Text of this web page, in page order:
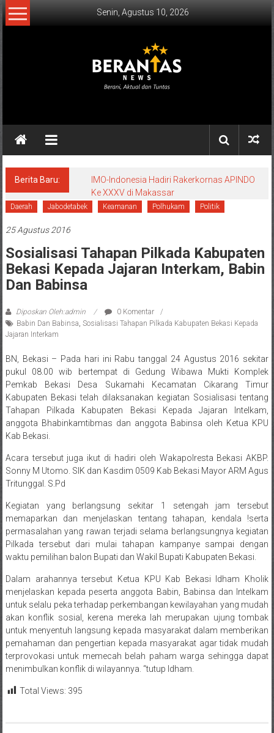
Lompat
ke
Senin, Agustus 10, 2026
NEWS
Aktual
Tuntas.
Berita Baru:
IMO-Indonesia Hadiri Rakerkornas APINDO
Ke XXXV di Makassar
Daerah Jabodetabek Keamanan Polhukam Politik
25 Agustus 2016
Sosialisasi Tahapan Pilkada Kabupaten
Bekasi Kepada Jajaran Interkam, Babin
Dan Babinsa
Diposkan Oleh:admin
0 Komentar
Babin Dan Babinsa, Sosialisasi Tahapan Pilkada Kabupaten Bekasi Kepada
Jajaran Interkam
BN, Bekasi – Pada hari ini Rabu tanggal 24 Agustus 2016 sekitar
pukul 08.00 wib bertempat di Gedung Wibawa Mukti Komplek
Pemkab Bekasi Desa Sukamahi Kecamatan Cikarang Timur
Kabupaten Bekasi telah dilaksanakan kegiatan Sosialisasi tentang
Tahapan Pilkada Kabupaten Bekasi Kepada Jajaran Intelkam,
anggota Bhabinkamtibmas dan anggota Babinsa oleh Ketua KPU
Kab Bekasi.
Acara tersebut juga ikut di hadiri oleh Wakapolresta Bekasi AKBP.
Sonny M Utomo. SIK dan Kasdim 0509 Kab Bekasi Mayor ARM Agus
Tritunggal. S.Pd
Kegiatan yang berlangsung sekitar 1 setengah jam tersebut
memaparkan dan menjelaskan tentang tahapan, kendala !serta
permasalahan yang rawan terjadi selama berlangsungnya kegiatan
Pilkada tersebut dari mulai tahapan kampanye sampai dengan
waktu pemilihan balon Bupati dan Wakil Bupati Kabupaten Bekasi.
Dalam arahannya tersebut Ketua KPU Kab Bekasi Idham Kholik
menjelaskan kepada peserta anggota Babin, Babinsa dan Intelkam
untuk selalu peka terhadap perkembangan kewilayahan yang mudah
akan konflik sosial, kerena mereka lah merupakan ujung tombak
untuk menyentuh langsung kepada masyarakat dalam memberikan
pemahaman dan pengertian kepada masyarakat agar tidak mudah
terprovokasi untuk memecah belah paham warga sehingga dapat
menimbulkan konflik di wilayannya. “tutup Idham.
Total Views: 395